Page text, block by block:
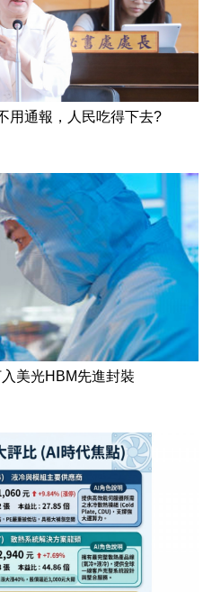
通報，人民吃得下去?
美光HBM先進封裝